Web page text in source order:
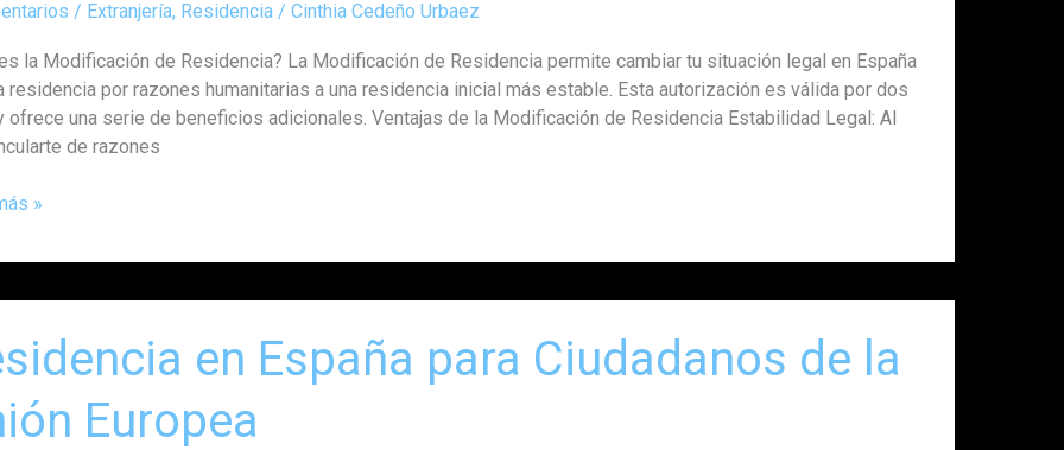
/ Extranjería, Residencia / Cinthia Cedeño Urbaez
la Modificación de Residencia? La Modificación de Residencia permite cambiar tu situación legal en España
residencia por razones humanitarias a una residencia inicial más estable. Esta autorización es válida por dos
ofrece una serie de beneficios adicionales. Ventajas de la Modificación de Residencia Estabilidad Legal: Al
de razones
»
en España para Ciudadanos de la
Europea